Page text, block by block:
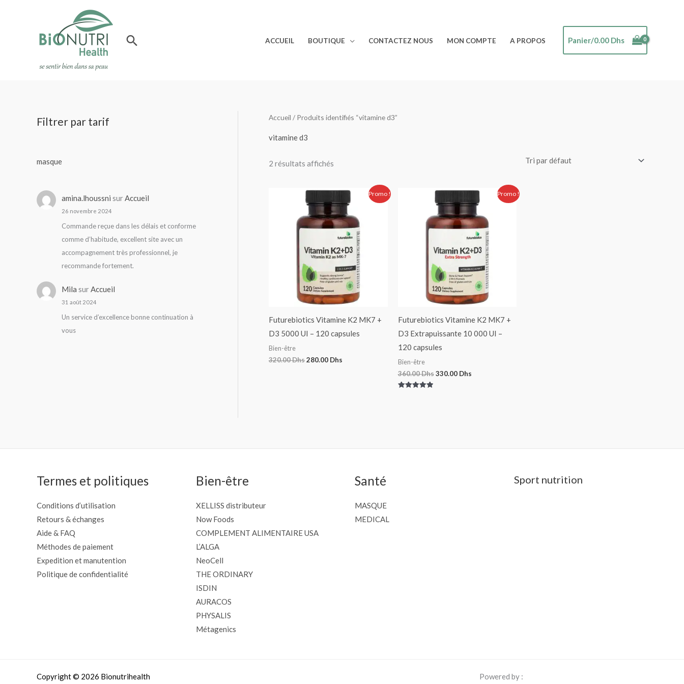
Rechercher ACCUEIL BOUTIQUE CONTACTEZ NOUS MON COMPTE A PROPOS Panier/0.00 Dhs
Filtrer par tarif
masque
amina.lhoussni surAccueil
26 novembre 2024
Commande reçue dans les délais et conforme
comme d’habitude, excellent site avec un
accompagnement très professionnel, je
recommande fortement.
Mila surAccueil
31 août 2024
Un service d’excellence bonne continuation à
vous
Accueil / Produits identifiés “vitamine d3”
vitamine d3
2 résultats affichés
Promo !
Futurebiotics Vitamine K2 MK7 +
D3 5000 UI – 120 capsules
Bien-être
320.00Dhs
Le
prix
initial
était :
320.00 Dhs.
280.00 Dhs
Le
prix
actuel
est :
280.00 Dhs.
Promo !
Futurebiotics Vitamine K2 MK7 +
D3 Extrapuissante 10 000 UI –
120 capsules
Bien-être
360.00Dhs
Le
prix
initial
était :
360.00 Dhs.
330.00 Dhs
Le
prix
actuel
est :
330.00 Dhs.
Termes et politiques
Conditions d’utilisation
Retours & échanges
Aide & FAQ
Méthodes de paiement
Expedition et manutention
Politique de confidentialité
Bien-être
XELLISS distributeur
Now Foods
COMPLEMENT ALIMENTAIRE USA
L’ALGA
NeoCell
THE ORDINARY
ISDIN
AURACOS
PHYSALIS
Métagenics
Santé
MASQUE
MEDICAL
Sport nutrition
Copyright © 2026 Bionutrihealth Powered by :